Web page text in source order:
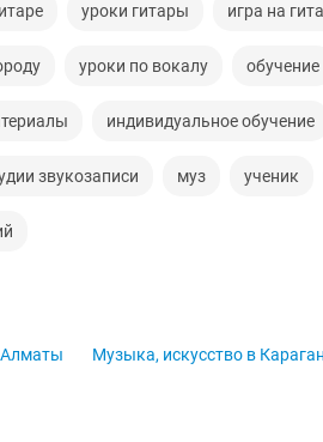
уроки гитары игра на
уроки по вокалу обучение
индивидуальное обучение
звукозаписи муз ученик
Алматы Музыка, искусство в